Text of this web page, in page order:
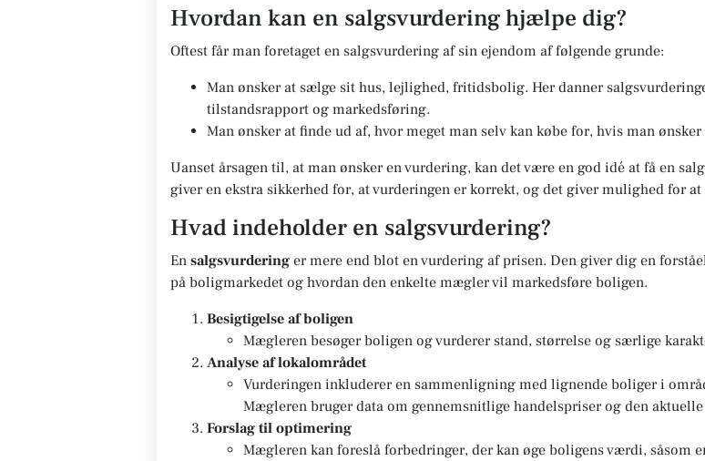
Hvordan kan en salgsvurdering hjælpe dig?
Oftest får man foretaget en salgsvurdering af sin ejendom af følgende grunde:
Man ønsker at sælge sit hus, lejlighed, fritidsbolig. Her danner
tilstandsrapport og markedsføring.
Man ønsker at finde ud af, hvor meget man selv kan købe for, hvis man
Uanset årsagen til, at man ønsker en vurdering, kan det være en god idé at få en
giver en ekstra sikkerhed for, at vurderingen er korrekt, og det giver mulighed for
Hvad indeholder en salgsvurdering?
En salgsvurdering er mere end blot en vurdering af prisen. Den giver dig en
på boligmarkedet og hvordan den enkelte mægler vil markedsføre boligen.
Besigtigelse af boligen
Mægleren besøger boligen og vurderer stand, størrelse og særlige
Analyse af lokalområdet
Vurderingen inkluderer en sammenligning med lignende boliger i
Mægleren bruger data om gennemsnitlige handelspriser og den
Forslag til optimering
Mægleren kan foreslå forbedringer, der kan øge boligens værdi, såsom